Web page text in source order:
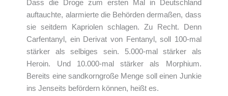
Dass die Droge zum ersten Mal in Deutschland
auftauchte, alarmierte die Behörden dermaßen, dass
sie seitdem Kapriolen schlagen. Zu Recht. Denn
Carfentanyl, ein Derivat von Fentanyl, soll 100-mal
stärker als selbiges sein. 5.000-mal stärker als
Heroin. Und 10.000-mal stärker als Morphium.
Bereits eine sandkorngroße Menge soll einen Junkie
ins Jenseits befördern können, heißt es.